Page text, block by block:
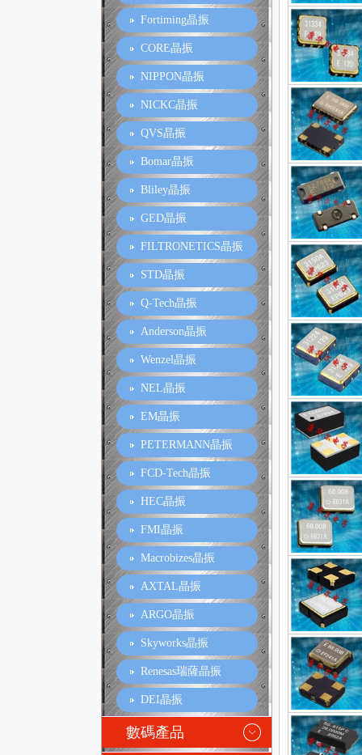
Fortiming晶振
CORE晶振
NIPPON晶振
NICKC晶振
QVS晶振
Bomar晶振
Bliley晶振
GED晶振
FILTRONETICS晶振
STD晶振
Q-Tech晶振
Anderson晶振
Wenzel晶振
NEL晶振
EM晶振
PETERMANN晶振
FCD-Tech晶振
HEC晶振
FMI晶振
Macrobizes晶振
AXTAL晶振
ARGO晶振
Skyworks晶振
Renesas瑞薩晶振
DEI晶振
數碼產品